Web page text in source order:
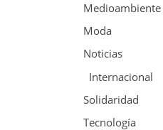
Medioambiente
Moda
Noticias
Internacional
Solidaridad
Tecnología